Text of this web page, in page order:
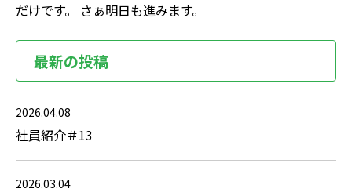
だけです。 さぁ明日も進みます。
最新の投稿
2026.04.08
社員紹介＃13
2026.03.04